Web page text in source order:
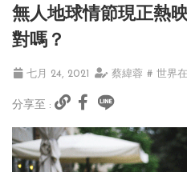
無人地球情節現正熱
對嗎？
七月 24, 2021 蔡緯蓉 # 世界
分享至 :